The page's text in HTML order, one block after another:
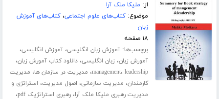
از: ملیکا ملک آرا
موضوع:کتاب‌های علوم اجتماعی،کتاب‌های آموزش
زبان
۱۸ صفحه
برچسب‌ها:آموزش زبان انگلیسی،آموزش انگلیسی،
آمورش زبان، زبان انگلیسی،دانلود کتاب آمورش زبان،
management، leadership ، مدیریت در سازمان ها، مدیریت
کارمندان، مدیریت سازمانی، اصول مدیریت، استراتژی و
مدیریت رهبری ملیکا ملک آرا،رهبری استراتژیک pdf ،